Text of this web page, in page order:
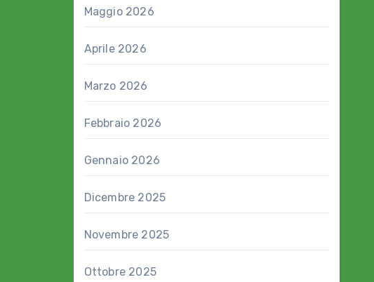
Maggio 2026
Aprile 2026
Marzo 2026
Febbraio 2026
Gennaio 2026
Dicembre 2025
Novembre 2025
Ottobre 2025